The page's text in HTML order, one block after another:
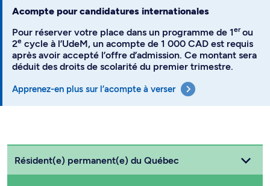
Acompte pour candidatures internationales
Pour réserver votre place dans un programme de 1erou
2e cycle à l’UdeM, un acompte de 1 000 CAD est requis
après avoir accepté l’offre d’admission. Ce montant sera
déduit des droits de scolarité du premier trimestre.
Apprenez-en plus sur l’acompte à verser
Choisissez votre statut
Résident(e) permanent(e) du Québec